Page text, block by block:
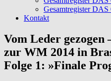
Gesamtregister
Kontakt
Vom Leder gezogen
zur WM 2014 in
Folge 1: »Finale